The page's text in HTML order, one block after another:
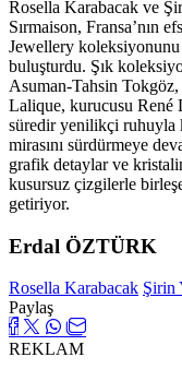
Rosella Karabacak ve
Sırmaison, Fransa’nın
Jewellery
buluşturdu. Şık
Asuman-Tahsin Tokgöz,
Lalique, kurucusu René
süredir yenilikçi ruhuyla
mirasını sürdürmeye
grafik detaylar ve
kusursuz çizgilerle
getiriyor.
Erdal ÖZTÜRK
Rosella Karabacak Şirin
Paylaş
REKLAM